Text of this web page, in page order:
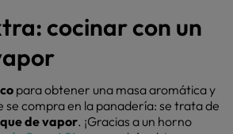
cocinar con un
para obtener una masa aromática y
se compra en la panadería: se trata de
de vapor. ¡Gracias a un horno